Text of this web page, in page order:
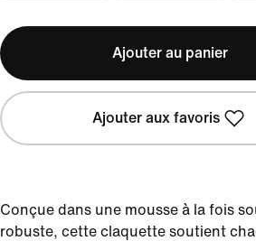
Ajouter au panier
Ajouter aux favoris
Conçue dans une mousse à la fois
robuste, cette claquette soutient